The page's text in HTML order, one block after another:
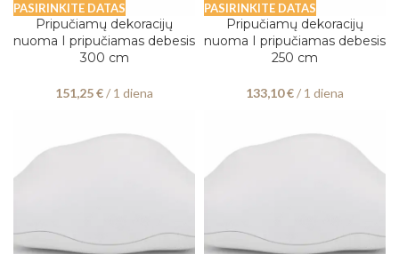
PASIRINKITE DATAS
Pripučiamų dekoracijų
nuoma I pripučiamas debesis
300 cm
151,25€/ 1 diena
PASIRINKITE DATAS
Pripučiamų dekoracijų
nuoma I pripučiamas debesis
250 cm
133,10€/ 1 diena